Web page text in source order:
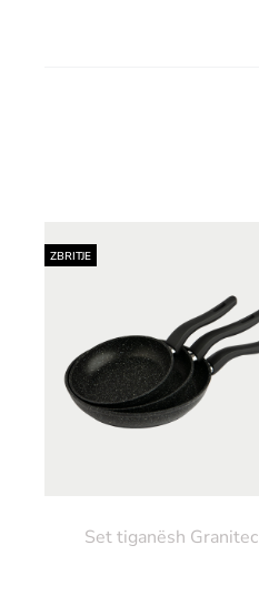
ZBRITJE
Set tiganësh Granitec